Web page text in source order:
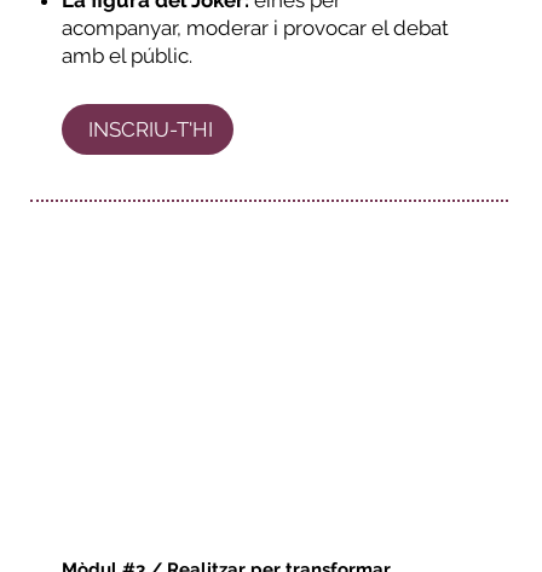
acompanyar, moderar i provocar el debat
amb el públic.
INSCRIU-T'HI